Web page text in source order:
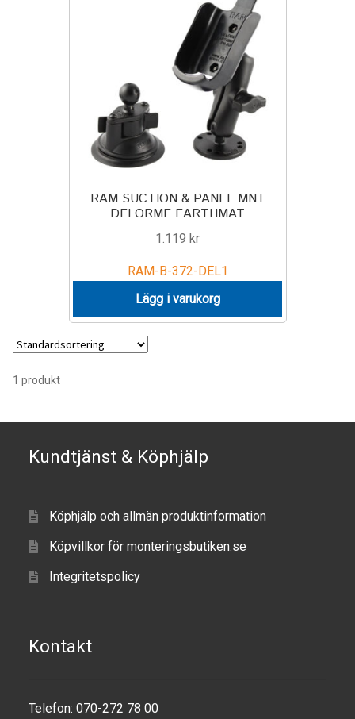
PRODUKTSERIE
Power-Grip
Produkter efter livsstil/aktivitet
ATV
RAM SUCTION & PANEL MNT
DELORME EARTHMAT
1.119 kr
RAM-B-372-DEL1
Lägg i varukorg
1 produkt
Kundtjänst & Köphjälp
Köphjälp och allmän produktinformation
Köpvillkor för monteringsbutiken.se
Integritetspolicy
Kontakt
Telefon: 070-272 78 00